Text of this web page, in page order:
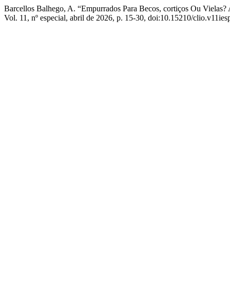
Barcellos Balhego, A. “Empurrados Para Becos, cortiços Ou
Vol. 11, nº especial, abril de 2026, p. 15-30, doi:10.15210/